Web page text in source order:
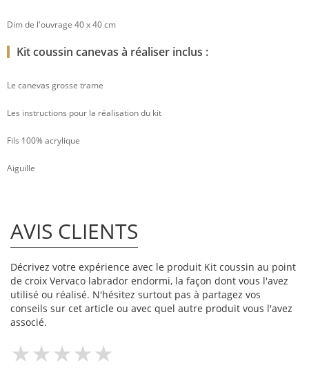
Dim de l'ouvrage 40 x 40 cm
Kit coussin canevas à réaliser inclus :
Le canevas grosse trame
Les instructions pour la réalisation du kit
Fils 100% acrylique
Aiguille
AVIS CLIENTS
Décrivez votre expérience avec le produit Kit coussin au point
de croix Vervaco labrador endormi, la façon dont vous l'avez
utilisé ou réalisé. N'hésitez surtout pas à partagez vos
conseils sur cet article ou avec quel autre produit vous l'avez
associé.